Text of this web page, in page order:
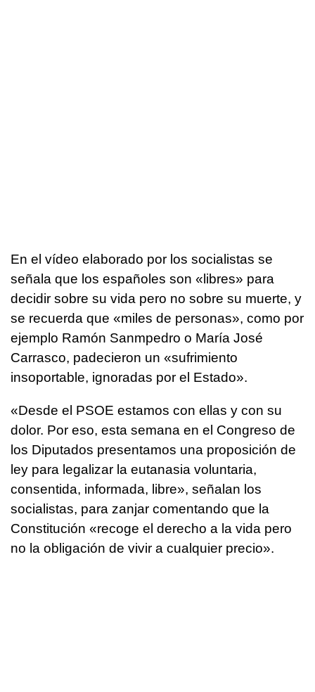
En el vídeo elaborado por los socialistas se
señala que los españoles son «libres» para
decidir sobre su vida pero no sobre su muerte, y
se recuerda que «miles de personas», como por
ejemplo Ramón Sanmpedro o María José
Carrasco, padecieron un «sufrimiento
insoportable, ignoradas por el Estado».
«Desde el PSOE estamos con ellas y con su
dolor. Por eso, esta semana en el Congreso de
los Diputados presentamos una proposición de
ley para legalizar la eutanasia voluntaria,
consentida, informada, libre», señalan los
socialistas, para zanjar comentando que la
Constitución «recoge el derecho a la vida pero
no la obligación de vivir a cualquier precio».